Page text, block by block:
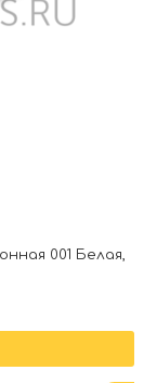
001 Белая,